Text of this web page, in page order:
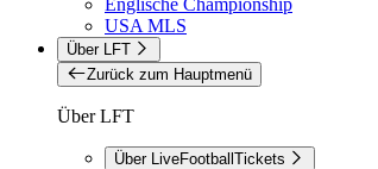
USA MLS
Über LFT
Zurück zum Hauptmenü
Über LFT
Über LiveFootballTickets